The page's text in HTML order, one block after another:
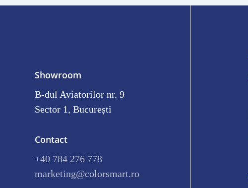
Showroom
B-dul Aviatorilor nr. 9
Sector 1, București
Contact
+40 784 276 778
marketing@colorsmart.ro